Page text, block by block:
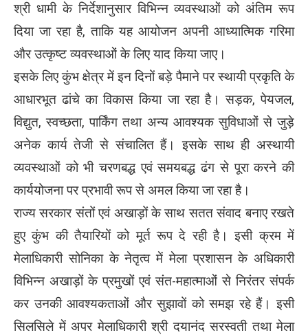
श्री धामी के निर्देशानुसार विभिन्न व्यवस्थाओं को अंतिम रूप
दिया जा रहा है, ताकि यह आयोजन अपनी आध्यात्मिक गरिमा
और उत्कृष्ट व्यवस्थाओं के लिए याद किया जाए।
इसके लिए कुंभ क्षेत्र में इन दिनों बड़े पैमाने पर स्थायी प्रकृति के
आधारभूत ढांचे का विकास किया जा रहा है। सड़क, पेयजल,
विद्युत, स्वच्छता, पार्किंग तथा अन्य आवश्यक सुविधाओं से जुड़े
अनेक कार्य तेजी से संचालित हैं। इसके साथ ही अस्थायी
व्यवस्थाओं को भी चरणबद्ध एवं समयबद्ध ढंग से पूरा करने की
कार्ययोजना पर प्रभावी रूप से अमल किया जा रहा है।
राज्य सरकार संतों एवं अखाड़ों के साथ सतत संवाद बनाए रखते
हुए कुंभ की तैयारियों को मूर्त रूप दे रही है। इसी क्रम में
मेलाधिकारी सोनिका के नेतृत्व में मेला प्रशासन के अधिकारी
विभिन्न अखाड़ों के प्रमुखों एवं संत-महात्माओं से निरंतर संपर्क
कर उनकी आवश्यकताओं और सुझावों को समझ रहे हैं। इसी
सिलसिले में अपर मेलाधिकारी श्री दयानंद सरस्वती तथा मेला